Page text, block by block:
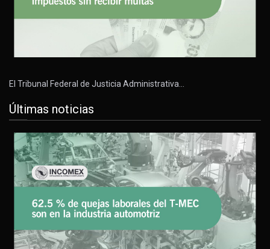
El Tribunal Federal de Justicia Administrativa…
Últimas noticias